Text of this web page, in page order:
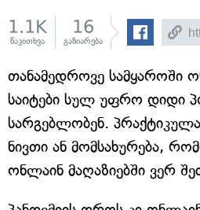
1.1K
წაკითხვა
16
გაზიარება
თანამედროვე სამყაროში
საიტები სულ უფრო დიდი
სარგებლობენ.
ნივთი ან მომსახურება,
ონლაინ მაღაზიებში ვერ